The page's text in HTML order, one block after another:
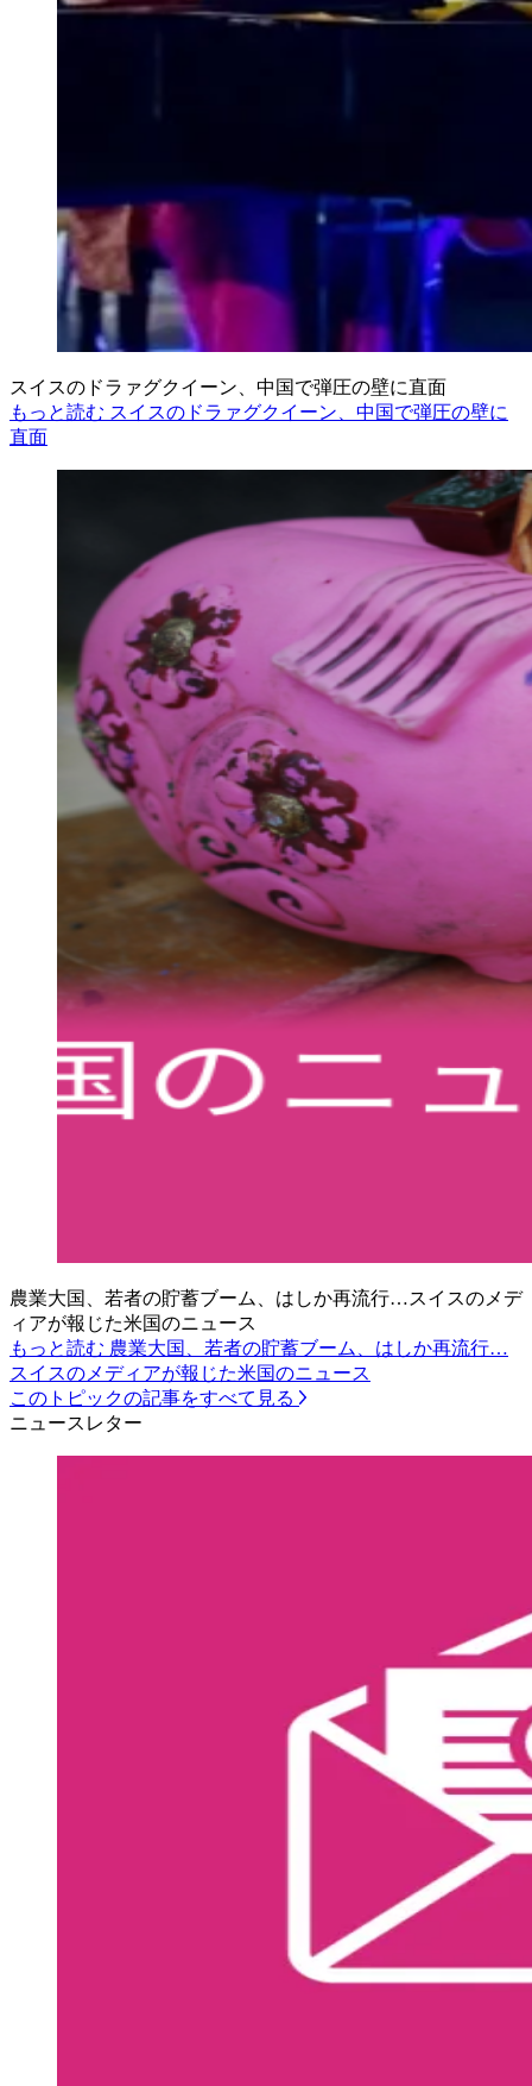
スイスのドラァグクイーン、中国で弾圧の壁に直面
もっと読む スイスのドラァグクイーン、中国で弾圧の壁に
直面
農業大国、若者の貯蓄ブーム、はしか再流行…スイスのメデ
ィアが報じた米国のニュース
もっと読む 農業大国、若者の貯蓄ブーム、はしか再流行…
スイスのメディアが報じた米国のニュース
このトピックの記事をすべて見る
ニュースレター